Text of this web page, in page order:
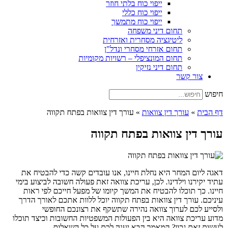
ייפוי כוח בלתי חוזר
ייפוי כוח כללי
ייפוי כוח מתמשך
תחום דיני משפחה
ליטיגציה מסחרית ואזרחית
תחום אזרחי מסחרי ונדל"ן
תחום המונציפלי – רשויות מקומיות
תחום דיני נזיקין
צור קשר
חיפוש
דף הבית » עורך דין צוואות » עורך דין צוואות בפתח תקווה
עורך דין צוואות בפתח תקווה
דאגה ליום המחר היא נחלת חיינו, אנו עובדים קשה כדי להבטיח את
עתיד יקירנו וילדינו. לכן, עריכת צוואה זאת פעולה חשובה לביצוע בימי
חיינו. כך תוכלו להבטיח את המשך קיומו של מפעל חייכם לפי ראות
עיניכם. עורך דין צוואות בפתח תקווה יוכל ללוות אתכם לאורך הדרך
ולסייע לכם לערוך צוואה נהירה שתשקף את רצונכם החופשי
מדוע עריכת צוואה היא בין הפעולות המשפטיות החשובות וכיצד תוכלו